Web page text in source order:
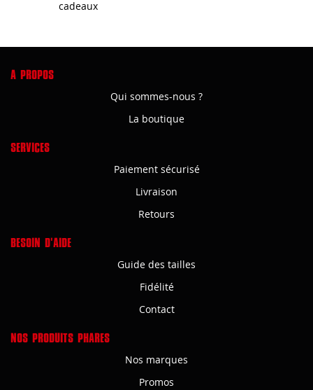
cadeaux
A PROPOS
Qui sommes-nous ?
La boutique
SERVICES
Paiement sécurisé
Livraison
Retours
BESOIN D'AIDE
Guide des tailles
Fidélité
Contact
NOS PRODUITS PHARES
Nos marques
Promos